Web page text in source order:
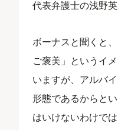
代表弁護士の浅野英
ボーナスと聞くと
ご褒美」というイ
いますが、アルバ
形態であるからと
はいけないわけでは